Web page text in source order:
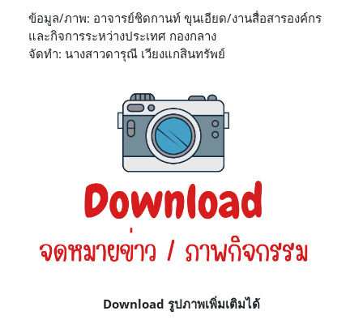
ข้อมูล/ภาพ: อาจารย์ชิดกานท์ ขุนเอียด/งานสื่อสารองค์กร
และกิจการระหว่างประเทศ กองกลาง
จัดทำ: นางสาวดารุณี เวียงแกสินทรัพย์
Download รูปภาพเพิ่มเติมได้